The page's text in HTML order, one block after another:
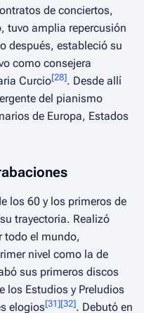
de conciertos,
tuvo amplia repercusión
después, estableció su
como consejera
Curcio[28]. Desde allí
del pianismo
de Europa, Estados
los 60 y los primeros de
trayectoria. Realizó
todo el mundo,
nivel como la de
sus primeros discos
los Estudios y Preludios
elogios[31][32]. Debutó en